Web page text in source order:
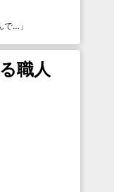
で… 」
職人